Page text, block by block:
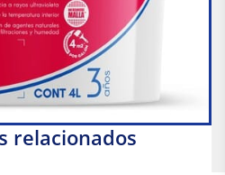
relacionados